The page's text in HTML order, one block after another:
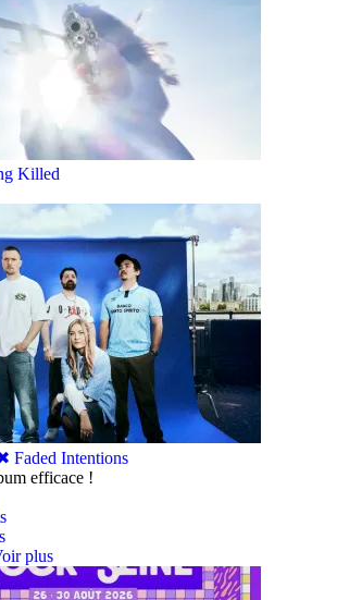
Killed
Faded Intentions
efficace !
plus